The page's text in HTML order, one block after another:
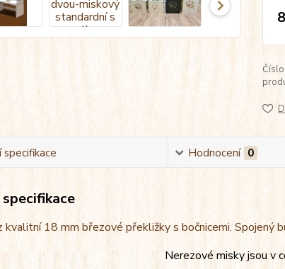
Číslo
Hodnocení 0
kvalitní 18 mm březové překližky s bočnicemi.
Nerezové misky jsou v